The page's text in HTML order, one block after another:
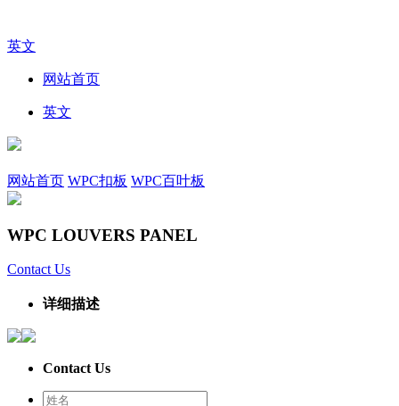
英文
网站首页
英文
网站首页 WPC扣板 WPC百叶板
WPC LOUVERS PANEL
Contact Us
详细描述
Contact Us